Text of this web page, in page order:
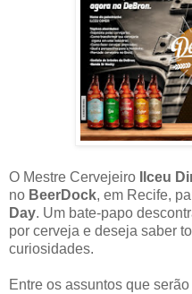
O Mestre Cervejeiro Ilceu
no BeerDock, em Recife,
Day. Um bate-papo
por cerveja e deseja saber
curiosidades.
Entre os assuntos que